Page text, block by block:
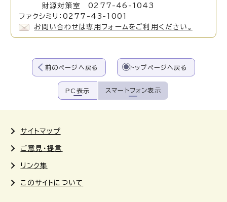
財源対策室 0277-46-1043
ファクシミリ：0277-43-1001
お問い合わせは専用フォームをご利用ください。
前のページへ戻る トップページへ戻る
PC表示 スマートフォン表示
サイトマップ
ご意見・提言
リンク集
このサイトについて